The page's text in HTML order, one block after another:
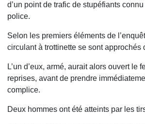
d’un point de trafic de stupéfiants
police.
Selon les premiers éléments de
circulant à trottinette se sont approchés
L’un d’eux, armé, aurait alors ouvert le
reprises, avant de prendre
complice.
Deux hommes ont été atteints par les